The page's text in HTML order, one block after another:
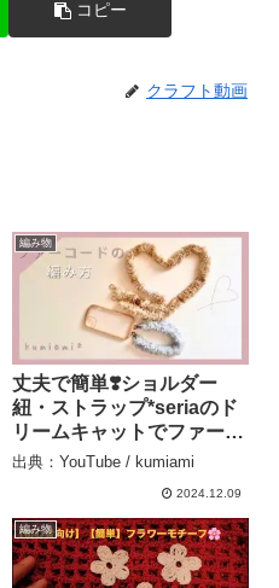
コピー
クラフト動画
編み物
丈夫で簡単❣️ショルダー
紐・ストラップ*seriaのド
リームキャットでファーコ
ード【かぎ針編み】 –
出典：YouTube / kumiami
2024.12.09
編み物